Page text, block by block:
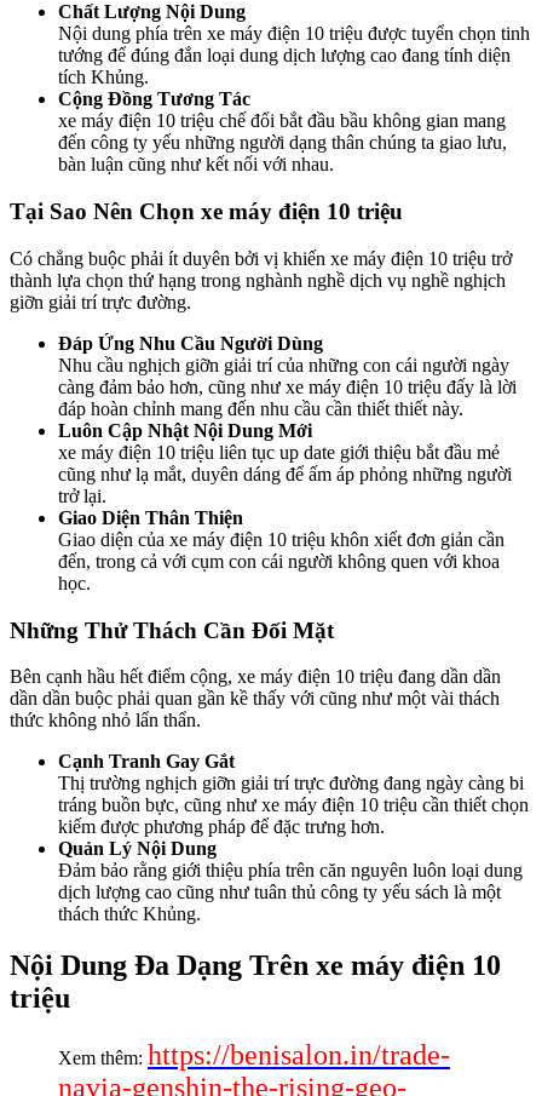
Chất Lượng Nội Dung
Nội dung phía trên xe máy điện 10 triệu được tuyển chọn tinh
tướng để đúng đắn loại dung dịch lượng cao đang tính diện
tích Khủng.
Cộng Đồng Tương Tác
xe máy điện 10 triệu chế đổi bắt đầu bầu không gian mang
đến công ty yếu những người dạng thân chúng ta giao lưu,
bàn luận cũng như kết nối với nhau.
Tại Sao Nên Chọn xe máy điện 10 triệu
Có chẳng buộc phải ít duyên bởi vị khiến xe máy điện 10 triệu trở
thành lựa chọn thứ hạng trong nghành nghề dịch vụ nghề nghịch
giỡn giải trí trực đường.
Đáp Ứng Nhu Cầu Người Dùng
Nhu cầu nghịch giỡn giải trí của những con cái người ngày
càng đảm bảo hơn, cũng như xe máy điện 10 triệu đấy là lời
đáp hoàn chỉnh mang đến nhu cầu cần thiết thiết này.
Luôn Cập Nhật Nội Dung Mới
xe máy điện 10 triệu liên tục up date giới thiệu bắt đầu mẻ
cũng như lạ mắt, duyên dáng để ấm áp phỏng những người
trở lại.
Giao Diện Thân Thiện
Giao diện của xe máy điện 10 triệu khôn xiết đơn giản cần
đến, trong cả với cụm con cái người không quen với khoa
học.
Những Thử Thách Cần Đối Mặt
Bên cạnh hầu hết điểm cộng, xe máy điện 10 triệu đang dần dần
dần dần buộc phải quan gần kề thấy với cũng như một vài thách
thức không nhỏ lẩn thẩn.
Cạnh Tranh Gay Gắt
Thị trường nghịch giỡn giải trí trực đường đang ngày càng bi
tráng buồn bực, cũng như xe máy điện 10 triệu cần thiết chọn
kiếm được phương pháp để đặc trưng hơn.
Quản Lý Nội Dung
Đảm bảo rằng giới thiệu phía trên căn nguyên luôn loại dung
dịch lượng cao cũng như tuân thủ công ty yếu sách là một
thách thức Khủng.
Nội Dung Đa Dạng Trên xe máy điện 10
triệu
Xem thêm: https://benisalon.in/trade-
navia-genshin-the-rising-geo-